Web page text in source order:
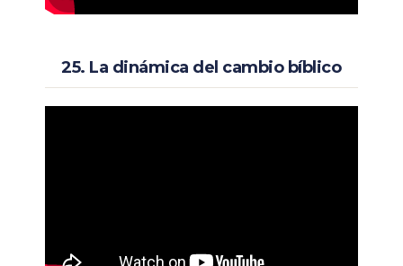
25. La dinámica del cambio bíblico